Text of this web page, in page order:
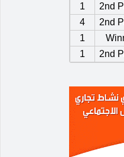
2nd
1
2nd
4
1
2nd
1